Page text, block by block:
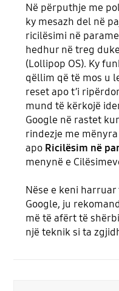
Në përputhje me
ky mesazh del në
ricilësimi në
hedhur në treg
(Lollipop OS). Ky
qëllim që të mos u
reset apo t’i
mund të kërkojë
Google në rastet
rindezje me
apo Ricilësim në
menynë e
Nëse e keni
Google, ju
më të afërt të
një teknik si ta